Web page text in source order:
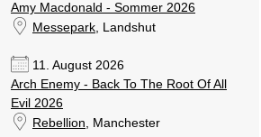
Amy Macdonald - Sommer 2026
Messepark, Landshut
11. August 2026
Arch Enemy - Back To The Root Of All
Evil 2026
Rebellion, Manchester